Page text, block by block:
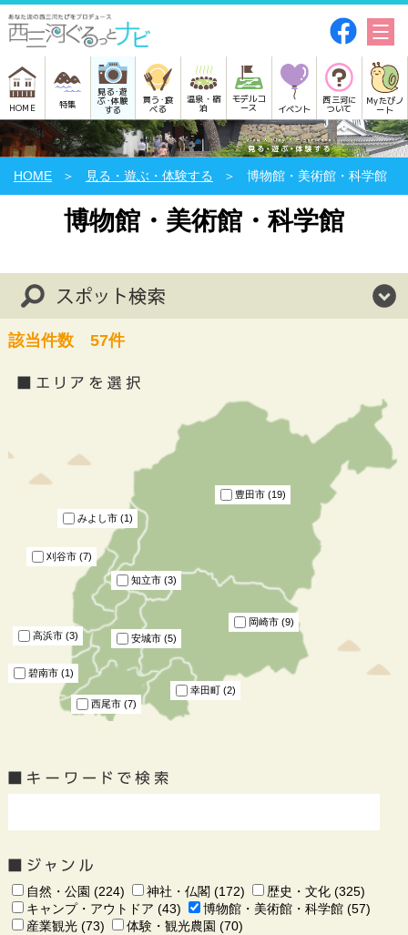
HOME 特集
見る･遊
ぶ･体験
する
買う･食
べる
温泉・宿
泊
モデルコ
ース イベント
西三河に
ついて
Myたびノ
ート
HOME 見る・遊ぶ・体験する 博物館・美術館・科学館
博物館・美術館・科学館
該当件数 57件
豊田市 (19)
岡崎市 (9)
西尾市 (7)
幸田町 (2)
安城市 (5)
刈谷市 (7)
碧南市 (1)
みよし市 (1)
知立市 (3)
高浜市 (3)
自然・公園 (224) 神社・仏閣 (172)
歴史・文化 (325)
キャンプ・アウトドア (43)
博物館・美術館・科学館 (57)
産業観光 (73)
体験・観光農園 (70)